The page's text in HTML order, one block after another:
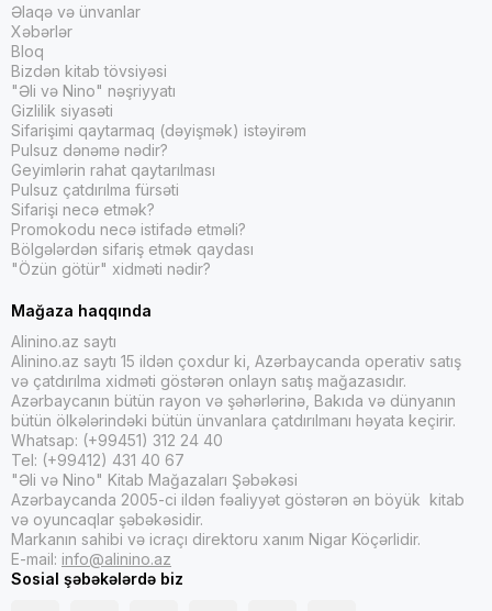
Əlaqə və ünvanlar
Xəbərlər
Bloq
Bizdən kitab tövsiyəsi
"Əli və Nino" nəşriyyatı
Gizlilik siyasəti
Sifarişimi qaytarmaq (dəyişmək) istəyirəm
Pulsuz dənəmə nədir?
Geyimlərin rahat qaytarılması
Pulsuz çatdırılma fürsəti
Sifarişi necə etmək?
Promokodu necə istifadə etməli?
Bölgələrdən sifariş etmək qaydası
"Özün götür" xidməti nədir?
Mağaza haqqında
Alinino.az saytı
Alinino.az saytı 15 ildən çoxdur ki, Azərbaycanda operativ satış
və çatdırılma xidməti göstərən onlayn satış mağazasıdır.
Azərbaycanın bütün rayon və şəhərlərinə, Bakıda və dünyanın
bütün ölkələrindəki bütün ünvanlara çatdırılmanı həyata keçirir.
Whatsap: (+99451) 312 24 40
Tel: (+99412) 431 40 67
"Əli və Nino" Kitab Mağazaları Şəbəkəsi
Azərbaycanda 2005-ci ildən fəaliyyət göstərən ən böyük kitab
və oyuncaqlar şəbəkəsidir.
Markanın sahibi və icraçı direktoru xanım Nigar Köçərlidir.
E-mail: info@alinino.az
Sosial şəbəkələrdə biz